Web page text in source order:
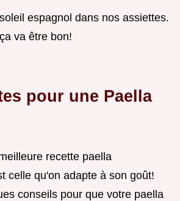
espagnol dans nos assiettes.
va être bon!
pour une Paella
recette paella
celle qu'on adapte à son goût!
conseils pour que votre paella